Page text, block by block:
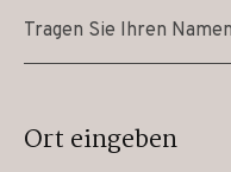
Ort eingeben